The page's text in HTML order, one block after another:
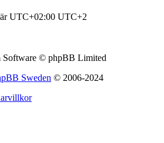
UTC+02:00 UTC+2
Software © phpBB Limited
Sweden © 2006-2024